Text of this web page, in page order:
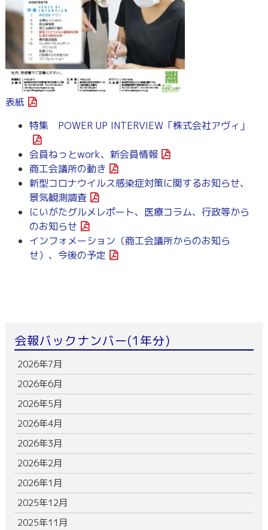
表紙
特集 POWER UP INTERVIEW「株式会社アヴィ」
会員ねっとwork、新会員情報
商工会議所の動き
新型コロナウイルス感染症対策に関するお知らせ、
景気観測調査
にいがたグルメレポート、医療コラム、行政等から
のお知らせ
インフォメーション（商工会議所からのお知ら
せ）、今後の予定
会報バックナンバー(1年分)
2026年7月
2026年6月
2026年5月
2026年4月
2026年3月
2026年2月
2026年1月
2025年12月
2025年11月